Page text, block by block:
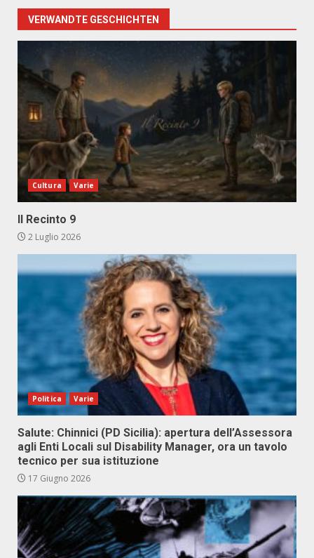
VERWANDTE GESCHICHTEN
Cultura Varie
Il Recinto 9
2 Luglio 2026
Politica Varie
Salute: Chinnici (PD Sicilia): apertura dell’Assessora
agli Enti Locali sul Disability Manager, ora un tavolo
tecnico per sua istituzione
17 Giugno 2026